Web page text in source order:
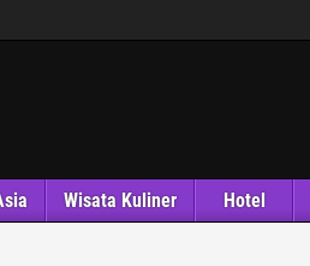
Wisata Kuliner Hotel